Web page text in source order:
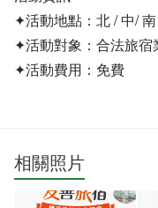
✦活動地點：北 / 中/
✦活動對象：合法旅宿
✦活動費用：免費
相關照片